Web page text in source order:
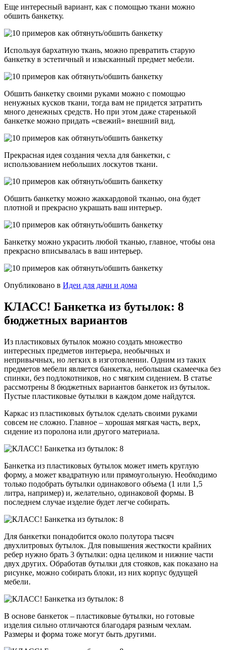
Еще интересный вариант, как с помощью ткани можно
обшить банкетку.
Используя бархатную ткань, можно превратить старую
банкетку в эстетичный и изысканный предмет мебели.
Обшить банкетку своими руками можно с помощью
ненужных кусков ткани, тогда вам не придется затратить
много денежных средств. Но при этом даже старенькой
банкетке можно придать «свежий» внешний вид.
Прекрасная идея создания чехла для банкетки, с
использованием небольших лоскутов ткани.
Обшить банкетку можно жаккардовой тканью, она будет
плотной и прекрасно украшать ваш интерьер.
Банкетку можно украсить любой тканью, главное, чтобы она
прекрасно вписывалась в ваш интерьер.
Опубликовано в Идеи для дачи и дома
КЛАСС! Банкетка из бутылок: 8
бюджетных вариантов
Из пластиковых бутылок можно создать множество
интересных предметов интерьера, необычных и
непривычных, но легких в изготовлении. Одним из таких
предметов мебели является банкетка, небольшая скамеечка без
спинки, без подлокотников, но с мягким сидением. В статье
рассмотрены 8 бюджетных вариантов банкеток из бутылок.
Пустые пластиковые бутылки в каждом доме найдутся.
Каркас из пластиковых бутылок сделать своими руками
совсем не сложно. Главное – хорошая мягкая часть, верх,
сидение из поролона или другого материала.
Банкетка из пластиковых бутылок может иметь круглую
форму, а может квадратную или прямоугольную. Необходимо
только подобрать бутылки одинакового объема (1 или 1,5
литра, например) и, желательно, одинаковой формы. В
последнем случае изделие будет легче собирать.
Для банкетки понадобится около полутора тысяч
двухлитровых бутылок. Для повышения жесткости крайних
ребер нужно брать 3 бутылки: одна целиком и нижние части
двух других. Обработав бутылки для стояков, как показано на
рисунке, можно собирать блоки, из них корпус будущей
мебели.
В основе банкеток – пластиковые бутылки, но готовые
изделия сильно отличаются благодаря разным чехлам.
Размеры и форма тоже могут быть другими.